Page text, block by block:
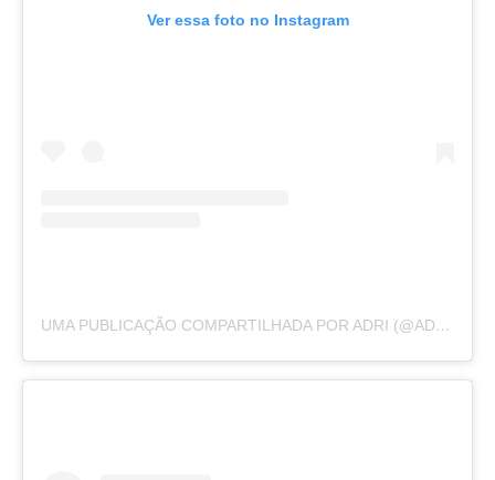
Ver essa foto no Instagram
UMA PUBLICAÇÃO COMPARTILHADA POR ADRI (@ADRIRACHELLE)